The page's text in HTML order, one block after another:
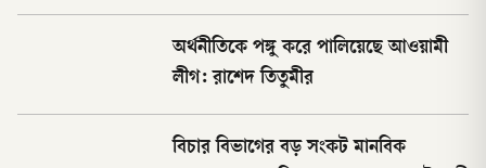
অর্থনীতিকে পঙ্গু করে পালিয়েছে আওয়ামী
লীগ: রাশেদ তিতুমীর
বিচার বিভাগের বড় সংকট মানবিক